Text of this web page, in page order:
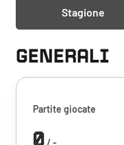
Stagione
GENERALI
Partite giocate
0/ -